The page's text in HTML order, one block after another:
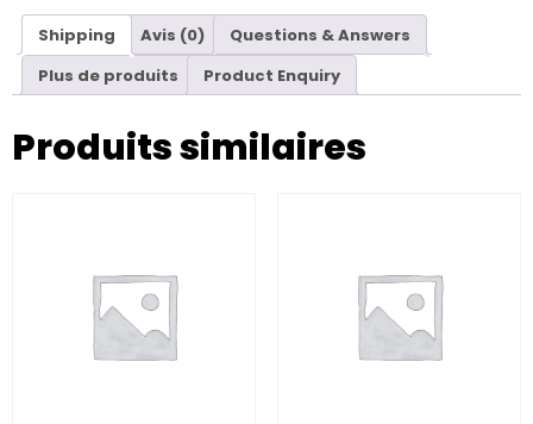
Shipping Avis (0)
Questions & Answers
Plus de produits
Product Enquiry
Produits similaires